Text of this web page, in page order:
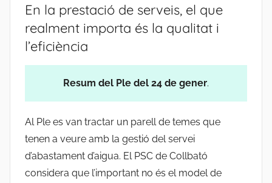
En la prestació de serveis, el que
realment importa és la qualitat i
l’eficiència
Resum del Ple del 24 de gener.
Al Ple es van tractar un parell de temes que
tenen a veure amb la gestió del servei
d’abastament d’aigua. El PSC de Collbató
considera que l’important no és el model de